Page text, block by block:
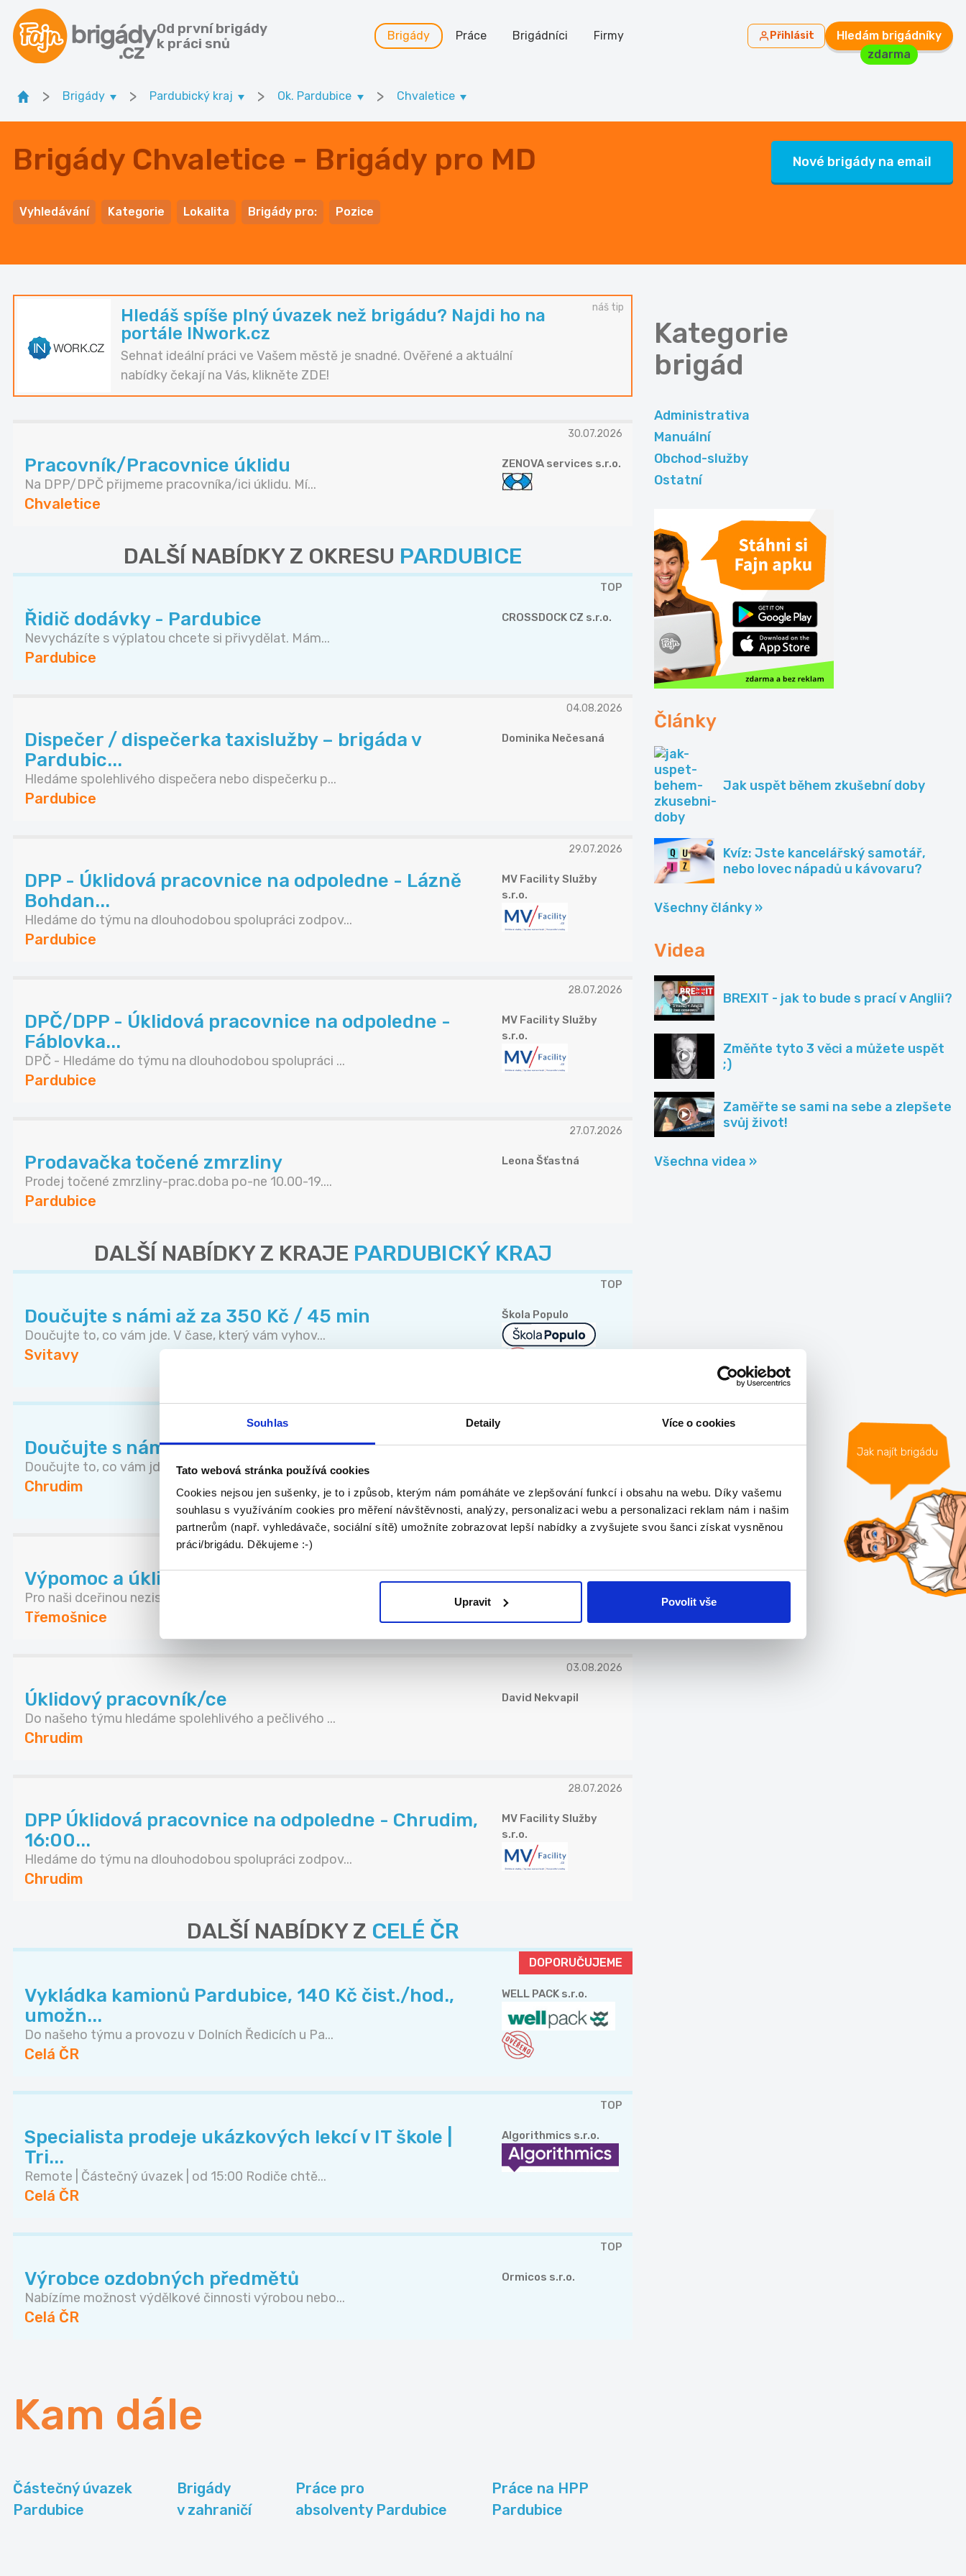
Souhlas Detaily Více o cookies
Tato webová stránka používá cookies
Cookies nejsou jen sušenky, je to i způsob, kterým nám pomáháte ve zlepšování funkcí i obsahu na webu. Díky vašemu
souhlasu s využíváním cookies pro měření návštěvnosti, analýzy, personalizaci webu a personalizaci reklam nám i našim
partnerům (např. vyhledávače, sociální sítě) umožníte zobrazovat lepší nabídky a zvyšujete svou šanci získat vysněnou
práci/brigádu. Děkujeme :-)
Upravit Povolit vše
Od první brigády
k práci snů
Brigády Práce Brigádníci Firmy Přihlásit
Hledám brigádníky
zdarma
Jak najít brigádu
> Brigády > Pardubický kraj > Ok. Pardubice > Chvaletice
Brigády Chvaletice - Brigády pro MD
Vyhledávání Kategorie Lokalita Brigády pro: Pozice
Nové brigády na email
Hledáš spíše plný úvazek než brigádu? Najdi ho na
portále INwork.cz
Sehnat ideální práci ve Vašem městě je snadné. Ověřené a aktuální
nabídky čekají na Vás, klikněte ZDE!
náš tip
30.07.2026
Pracovník/Pracovnice úklidu
Na DPP/DPČ přijmeme pracovníka/ici úklidu. Mí...
Chvaletice
ZENOVA services s.r.o.
DALŠÍ NABÍDKY Z OKRESU PARDUBICE
TOP
Řidič dodávky - Pardubice
Nevycházíte s výplatou chcete si přivydělat. Mám...
Pardubice
CROSSDOCK CZ s.r.o.
04.08.2026
Dispečer / dispečerka taxislužby – brigáda v
Pardubic...
Hledáme spolehlivého dispečera nebo dispečerku p...
Pardubice
Dominika Nečesaná
29.07.2026
DPP - Úklidová pracovnice na odpoledne - Lázně
Bohdan...
Hledáme do týmu na dlouhodobou spolupráci zodpov...
Pardubice
MV Facility Služby
s.r.o.
28.07.2026
DPČ/DPP - Úklidová pracovnice na odpoledne -
Fáblovka...
DPČ - Hledáme do týmu na dlouhodobou spolupráci ...
Pardubice
MV Facility Služby
s.r.o.
27.07.2026
Prodavačka točené zmrzliny
Prodej točené zmrzliny-prac.doba po-ne 10.00-19....
Pardubice
Leona Šťastná
DALŠÍ NABÍDKY Z KRAJE PARDUBICKÝ KRAJ
TOP
Doučujte s námi až za 350 Kč / 45 min
Doučujte to, co vám jde. V čase, který vám vyhov...
Svitavy
Škola Populo
Doučujte s námi až za 350 Kč / 45 min
Doučujte to, co vám jde. V čase, který vám vyhov...
Chrudim
Škola Populo
Výpomoc a úklid v neziskové organizaci
Pro naši dceřinou neziskovou organizaci zabývaji...
Třemošnice
03.08.2026
Úklidový pracovník/ce
Do našeho týmu hledáme spolehlivého a pečlivého ...
Chrudim
David Nekvapil
28.07.2026
DPP Úklidová pracovnice na odpoledne - Chrudim,
16:00...
Hledáme do týmu na dlouhodobou spolupráci zodpov...
Chrudim
MV Facility Služby
s.r.o.
DALŠÍ NABÍDKY Z CELÉ ČR
DOPORUČUJEME
Vykládka kamionů Pardubice, 140 Kč čist./hod.,
umožn...
Do našeho týmu a provozu v Dolních Ředicích u Pa...
Celá ČR
WELL PACK s.r.o.
TOP
Specialista prodeje ukázkových lekcí v IT škole |
Tri...
Remote | Částečný úvazek | od 15:00 Rodiče chtě...
Celá ČR
Algorithmics s.r.o.
TOP
Výrobce ozdobných předmětů
Nabízíme možnost výdělkové činnosti výrobou nebo...
Celá ČR
Ormicos s.r.o.
Kam dále
Částečný úvazek
Pardubice
Brigády
v zahraničí
Práce pro
absolventy Pardubice
Práce na HPP
Pardubice
Kategorie
brigád
Administrativa
Manuální
Obchod-služby
Ostatní
Články
Jak uspět během zkušební doby
Kvíz: Jste kancelářský samotář,
nebo lovec nápadů u kávovaru?
Všechny články »
Videa
BREXIT - jak to bude s prací v Anglii?
Změňte tyto 3 věci a můžete uspět
;)
Zaměřte se sami na sebe a zlepšete
svůj život!
Všechna videa »